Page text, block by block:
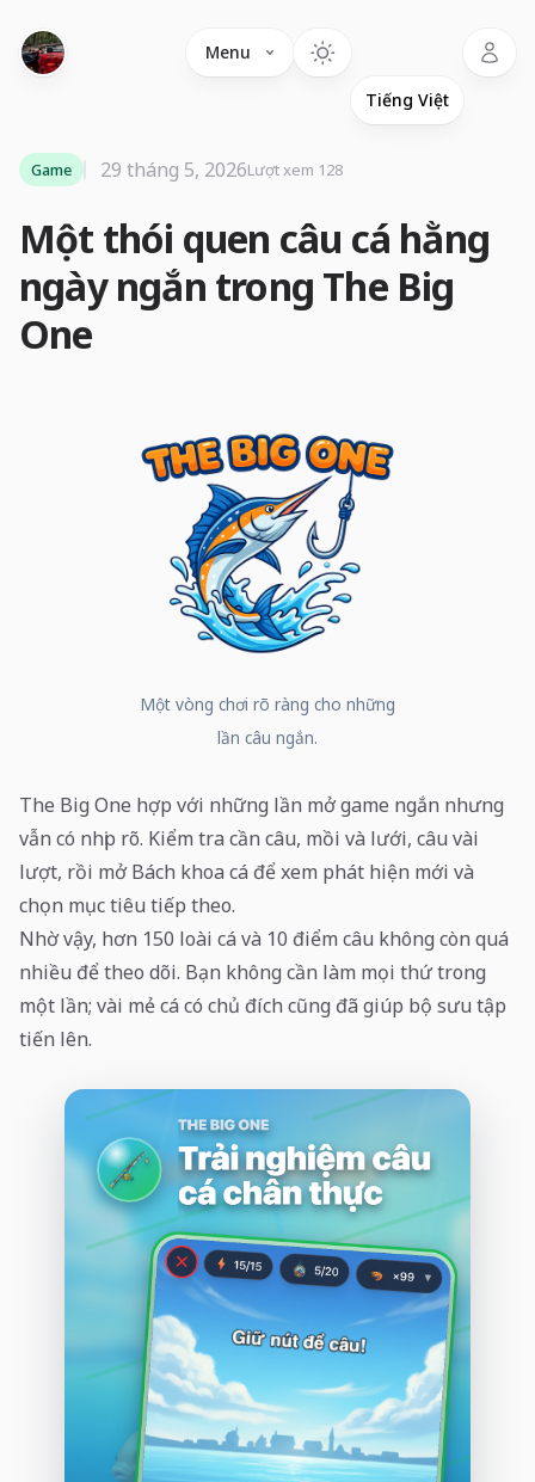
Menu
Một thói quen câu cá hằng
ngày ngắn trong The Big
One
Game 29 tháng 5, 2026Lượt xem 128
Một vòng chơi rõ ràng cho những
lần câu ngắn.
The Big One hợp với những lần mở game ngắn nhưng
vẫn có nhịp rõ. Kiểm tra cần câu, mồi và lưới, câu vài
lượt, rồi mở Bách khoa cá để xem phát hiện mới và
chọn mục tiêu tiếp theo.
Nhờ vậy, hơn 150 loài cá và 10 điểm câu không còn quá
nhiều để theo dõi. Bạn không cần làm mọi thứ trong
một lần; vài mẻ cá có chủ đích cũng đã giúp bộ sưu tập
tiến lên.